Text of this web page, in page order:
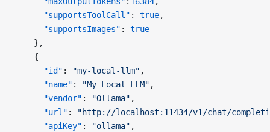
      "supportsToolCall"
: true,
      "supportsImages"
: true
    },
    {
      "id"
: "my-local-llm" ,
      "name"
: "My Local LLM" ,
      "vendor"
: "Ollama" ,
      "url"
:
"http://localhost:11434/v1/chat/
      "apiKey"
: "ollama" ,